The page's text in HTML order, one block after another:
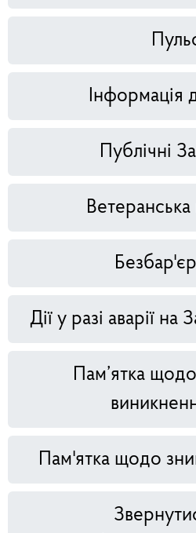
Публічні
Ветеранська
Дії у разі аварії на
Пам’ятка
Пам'ятка щодо